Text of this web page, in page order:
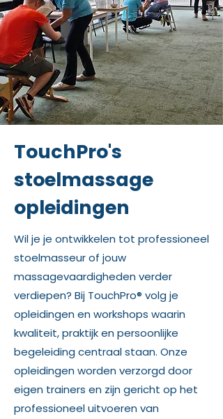
TouchPro's
stoelmassage
opleidingen
Wil je je ontwikkelen tot professioneel
stoelmasseur of jouw
massagevaardigheden verder
verdiepen? Bij TouchPro® volg je
opleidingen en workshops waarin
kwaliteit, praktijk en persoonlijke
begeleiding centraal staan. Onze
opleidingen worden verzorgd door
eigen trainers en zijn gericht op het
professioneel uitvoeren van